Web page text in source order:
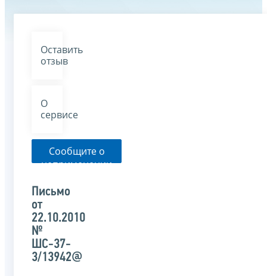
Оставить
отзыв
О
сервисе
Сообщите о
неприменении
органом
письма
Письмо
от
22.10.2010
№
ШС-37-
3/13942@